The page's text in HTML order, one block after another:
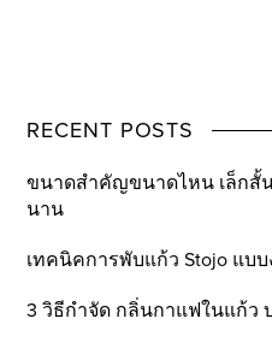
RECENT POSTS
ขนาดสำคัญขนาดไหน เล็กสั้
นาน
เทคนิคการพับแก้ว Stojo แบ
3 วิธีกำจัด กลิ่นกาแฟในแก้ว